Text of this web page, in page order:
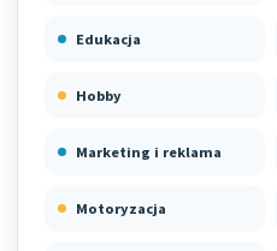
Edukacja
Hobby
Marketing i reklama
Motoryzacja